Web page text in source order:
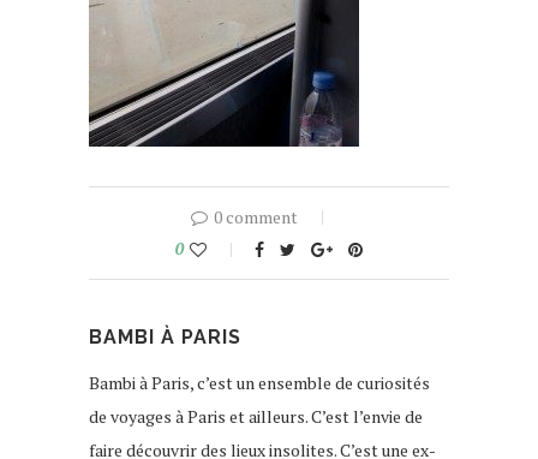
0 comment
0
BAMBI À PARIS
Bambi à Paris, c’est un ensemble de curiosités
de voyages à Paris et ailleurs. C’est l’envie de
faire découvrir des lieux insolites. C’est une ex-